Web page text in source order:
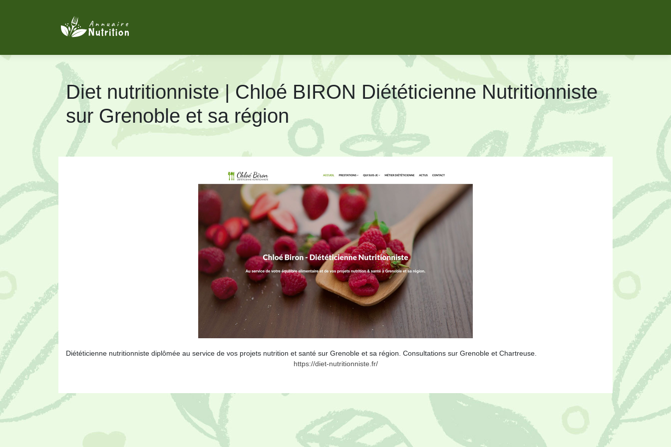
Diet nut­ritionniste | Chloé BIRON Diététi­cien­ne Nut­ritionniste
sur Grenoble et sa région
Diététicienne nutritionniste diplômée au service de vos projets nutrition et santé sur Grenoble et sa région. Consultations sur Grenoble et Chartreuse.
https://diet-nutritionniste.fr/